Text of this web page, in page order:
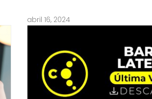
abril 16, 2024